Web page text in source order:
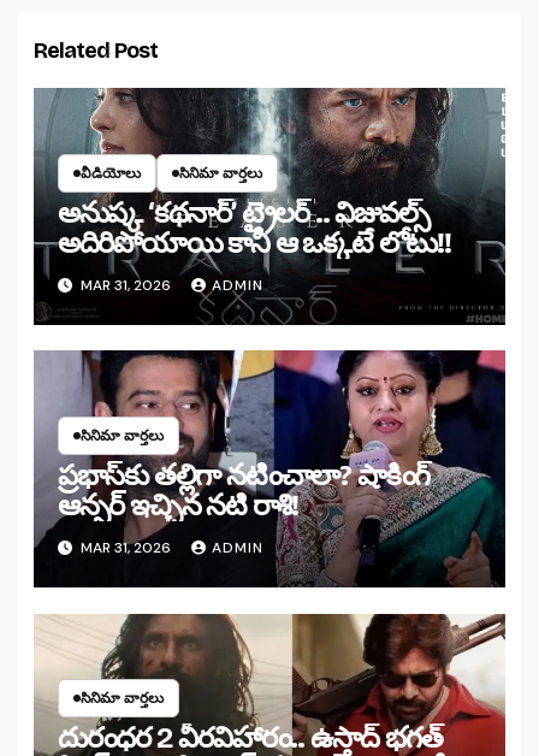
Related Post
వీడియోలు సినిమా వార్తలు
అనుష్క ‘కథనార్’ ట్రైలర్ .. విజువల్స్
అదిరిపోయాయి కానీ ఆ ఒక్కటే లోటు!!
MAR 31, 2026 ADMIN
సినిమా వార్తలు
ప్రభాస్‌కు తల్లిగా నటించాలా? షాకింగ్
ఆన్సర్ ఇచ్చిన నటి రాశి!
MAR 31, 2026 ADMIN
సినిమా వార్తలు
దురంధర 2 వీరవిహారం.. ఉస్తాద్ భగత్